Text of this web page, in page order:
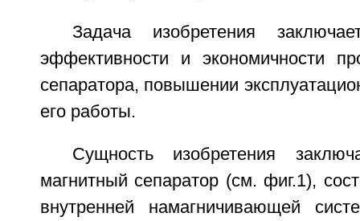
Задача изобретения
эффективности и экономичности
сепаратора, повышении
его работы.
Сущность изобретения
магнитный сепаратор (см. фиг.1),
внутренней намагничивающей